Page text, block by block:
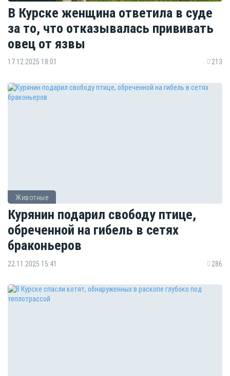
В Курске женщина ответила в суде
за то, что отказывалась прививать
овец от язвы
17.12.2025 18:01 213
Животные
Курянин подарил свободу птице,
обреченной на гибель в сетях
браконьеров
22.11.2025 15:41 286